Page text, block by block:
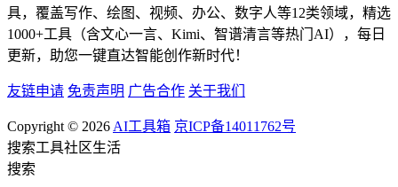
具，覆盖写作、绘图、视频、办公、数字人等12类领域，精选
1000+工具（含文心一言、Kimi、智谱清言等热门AI），每日
更新，助您一键直达智能创作新时代！
友链申请 免责声明 广告合作 关于我们
Copyright © 2026 AI工具箱 京ICP备14011762号
搜索工具社区生活
搜索